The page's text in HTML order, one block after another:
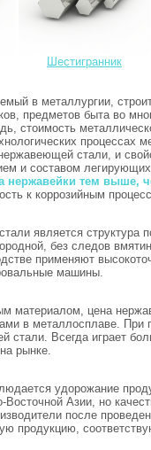
Шестигранник
в металлургии,
предметов быта во
стоимость
процессах
стали, и
и составом
нержавейки тем выше,
к коррозийным
является структура
без следов
применяют
машины.
материалом, цена
в металлосплаве. При
стали. Всегда играет
рынке.
удорожание
Азии, но
после
продукцию,